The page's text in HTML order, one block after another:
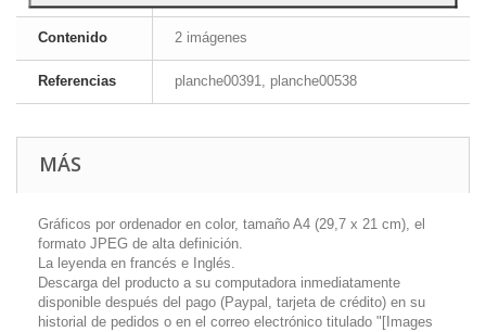
Contenido 2 imágenes
Referencias planche00391, planche00538
MÁS
Gráficos por ordenador en color, tamaño A4 (29,7 x 21 cm), el
formato JPEG de alta definición.
La leyenda en francés e Inglés.
Descarga del producto a su computadora inmediatamente
disponible después del pago (Paypal, tarjeta de crédito) en su
historial de pedidos o en el correo electrónico titulado "[Images